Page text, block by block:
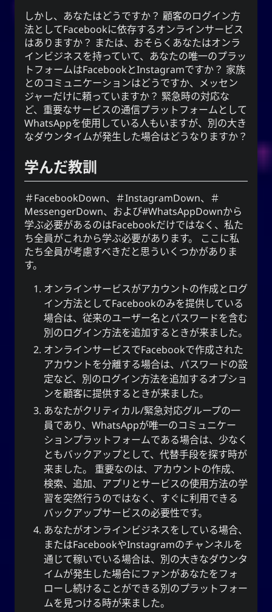
しかし、あなたはどうですか？ 顧客のログイン方
法としてFacebookに依存するオンラインサービス
はありますか？ または、おそらくあなたはオンラ
インビジネスを持っていて、あなたの唯一のプラッ
トフォームはFacebookとInstagramですか？ 家族
とのコミュニケーションはどうですか、メッセン
ジャーだけに頼っていますか？ 緊急時の対応な
ど、重要なサービスの通信プラットフォームとして
WhatsAppを使用している人もいますが、別の大き
なダウンタイムが発生した場合はどうなりますか？
学んだ教訓
＃FacebookDown、＃InstagramDown、＃
MessengerDown、および#WhatsAppDownから
学ぶ必要があるのはFacebookだけではなく、私た
ち全員がこれから学ぶ必要があります。 ここに私
たち全員が考慮すべきだと思ういくつかがありま
す。
オンラインサービスがアカウントの作成とログ
イン方法としてFacebookのみを提供している
場合は、従来のユーザー名とパスワードを含む
別のログイン方法を追加するときが来ました。
オンラインサービスでFacebookで作成された
アカウントを分離する場合は、パスワードの設
定など、別のログイン方法を追加するオプショ
ンを顧客に提供するときが来ました。
あなたがクリティカル/緊急対応グループの一
員であり、WhatsAppが唯一のコミュニケー
ションプラットフォームである場合は、少なく
ともバックアップとして、代替手段を探す時が
来ました。 重要なのは、アカウントの作成、
検索、追加、アプリとサービスの使用方法の学
習を突然行うのではなく、すぐに利用できる
バックアップサービスの必要性です。
あなたがオンラインビジネスをしている場合、
またはFacebookやInstagramのチャンネルを
通じて稼いでいる場合は、別の大きなダウンタ
イムが発生した場合にファンがあなたをフォ
ローし続けることができる別のプラットフォー
ムを見つける時が来ました。
注意:ネイバーPapago神経翻訳
「유」
Yoo (韓国の名前)
;
CC-BY-SA 3.0
Unported License
↩︎
雪亮（ゆきあ）ネットワーク
One Way Faith
techmagus
Love and Relationships
YourOnly.One Linklist
Linklists Are Back
Semantic Web for Hugo
再生中
Every Day I Love You
Every Day I Love You
Boyzone